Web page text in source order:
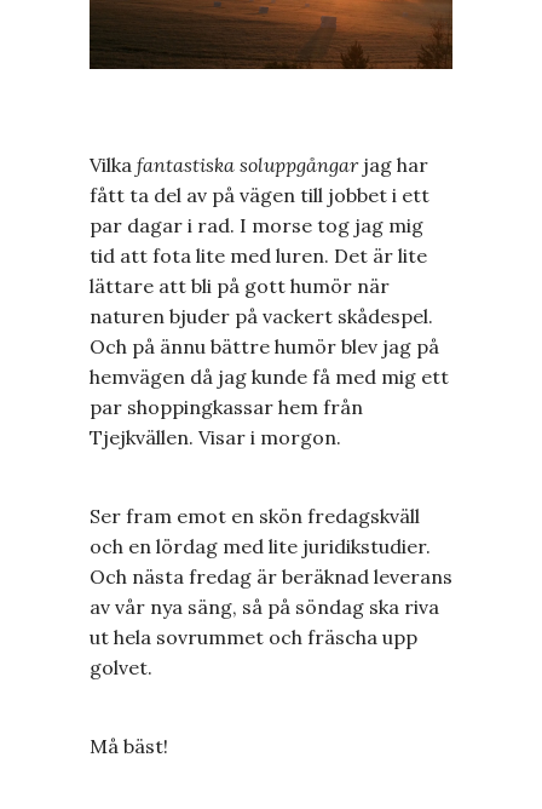
Vilka fantastiska soluppgångarjag har
fått ta del av på vägen till jobbet i ett
par dagar i rad. I morse tog jag mig
tid att fota lite med luren. Det är lite
lättare att bli på gott humör när
naturen bjuder på vackert skådespel.
Och på ännu bättre humör blev jag på
hemvägen då jag kunde få med mig ett
par shoppingkassar hem från
Tjejkvällen. Visar i morgon.
Ser fram emot en skön fredagskväll
och en lördag med lite juridikstudier.
Och nästa fredag är beräknad leverans
av vår nya säng, så på söndag ska riva
ut hela sovrummet och fräscha upp
golvet.
Må bäst!